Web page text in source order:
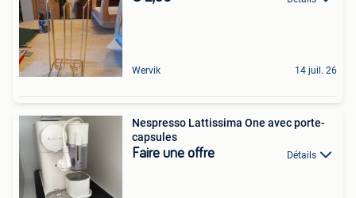
Wervik 14 juil. 26
Nespresso Lattissima One avec porte-
capsules
Faire une offre Détails